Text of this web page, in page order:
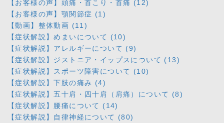
【お客様の声】頭痛・首こり・首痛 (12)
【お客様の声】顎関節症 (1)
【動画】整体動画 (11)
【症状解説】めまいについて (10)
【症状解説】アレルギーについて (9)
【症状解説】ジストニア・イップスについて (13)
【症状解説】スポーツ障害について (10)
【症状解説】下肢の痛み (4)
【症状解説】五十肩・四十肩（肩痛）について (8)
【症状解説】腰痛について (14)
【症状解説】自律神経について (80)